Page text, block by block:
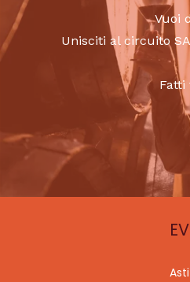
Vuoi
Unisciti al circuito
Fatti
Asti